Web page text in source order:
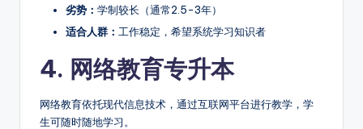
劣势： 学制较长（通常2.5-3年）
适合人群： 工作稳定，希望系统学习知识者
4. 网络教育专升本
网络教育依托现代信息技术，通过互联网平台进行教学，学
生可随时随地学习。